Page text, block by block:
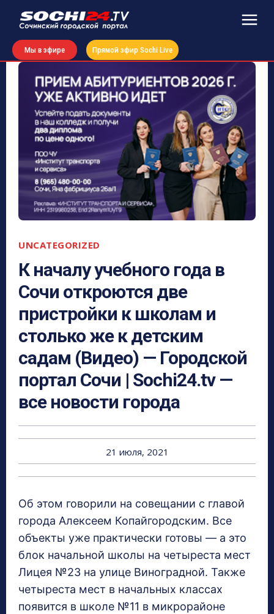
Мы в эфире Прямой эфир Sochi Live
UNCATEGORIZED
К началу учебного года в
Сочи откроются две
пристройки к школам и
столько же к детским
садам (Видео) — Городской
портал Сочи | Sochi24.tv —
все новости города
21 июля, 2021
Об этом говорили на совещании с главой
города Алексеем Копайгородским. Все
объекты уже практически готовы — а это
блок начальной школы на четыреста мест
Лицея №23 на улице Виноградной. Также
четыреста мест в начальных классах
появится в школе №11 в микрорайоне